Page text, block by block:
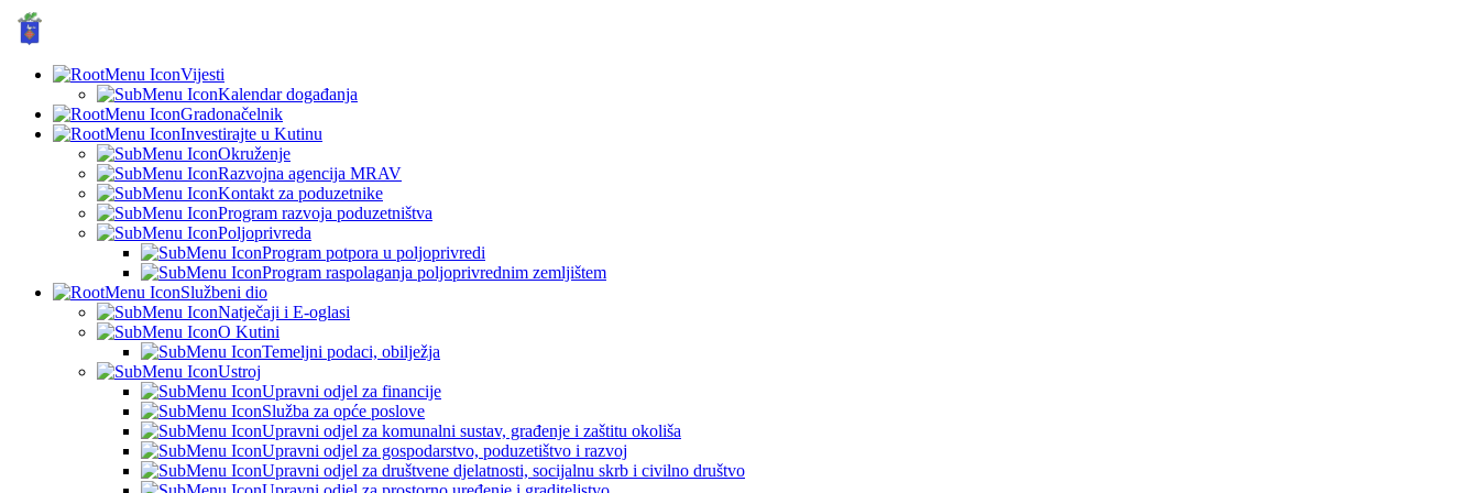
Vijesti
Kalendar događanja
Gradonačelnik
Investirajte u Kutinu
Okruženje
Razvojna agencija MRAV
Kontakt za poduzetnike
Program razvoja poduzetništva
Poljoprivreda
Program potpora u poljoprivredi
Program raspolaganja poljoprivrednim zemljištem
Službeni dio
Natječaji i E-oglasi
O Kutini
Temeljni podaci, obilježja
Ustroj
Upravni odjel za financije
Služba za opće poslove
Upravni odjel za komunalni sustav, građenje i zaštitu okoliša
Upravni odjel za gospodarstvo, poduzetištvo i razvoj
Upravni odjel za društvene djelatnosti, socijalnu skrb i civilno društvo